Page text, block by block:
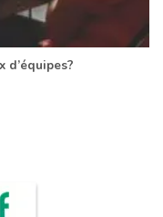
d’équipes?